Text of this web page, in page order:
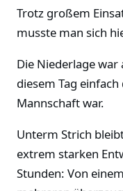
Trotz großem
musste man sich
Die Niederlage war
diesem Tag
Mannschaft war.
Unterm Strich
extrem starken
Stunden: Von